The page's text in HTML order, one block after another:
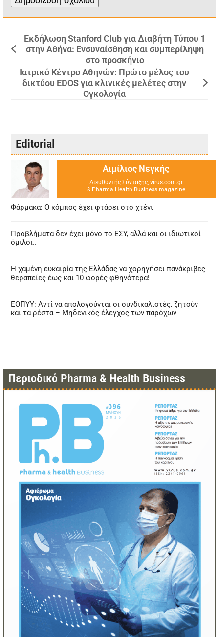
Εκδήλωση Stanford Club για Διαβήτη Τύπου 1
στην Αθήνα: Ενσυναίσθηση και συμπερίληψη
στο προσκήνιο
Ιατρικό Κέντρο Αθηνών: Πρώτο μέλος του
δικτύου EDOS για κλινικές μελέτες στην
Ογκολογία
Editorial
Αιμίλιος Νεγκής
Διευθυντής Σύνταξης, virus.com.gr
& Pharma Health Business magazine
Φάρμακα: Ο κόμπος έχει φτάσει στο χτένι
Προβλήματα δεν έχει μόνο το ΕΣΥ, αλλά και οι ιδιωτικοί
όμιλοι..
Η χαμένη ευκαιρία της Ελλάδας να χορηγήσει πανάκριβες
θεραπείες έως και 10 φορές φθηνότερα!
ΕΟΠΥΥ: Αντί να απολογούνται οι συνδικαλιστές, ζητούν
και τα ρέστα – Μηδενικός έλεγχος των παρόχων
Περιοδικό Pharma & Health Business